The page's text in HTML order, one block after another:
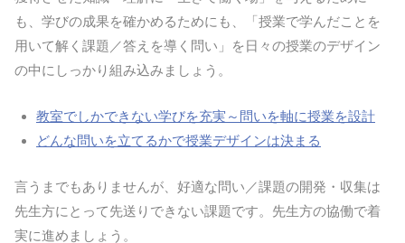
も、学びの成果を確かめるためにも、「授業で学んだことを
用いて解く課題／答えを導く問い」を日々の授業のデザイン
の中にしっかり組み込みましょう。
教室でしかできない学びを充実～問いを軸に授業を設計
どんな問いを立てるかで授業デザインは決まる
言うまでもありませんが、好適な問い／課題の開発・収集は
先生方にとって先送りできない課題です。先生方の協働で着
実に進めましょう。